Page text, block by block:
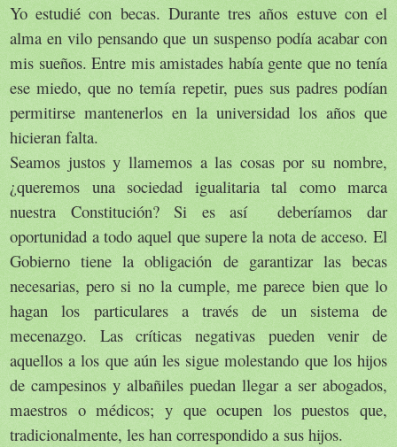
Yo estudié con becas. Durante tres años estuve con el
alma en vilo pensando que un suspenso podía acabar con
mis sueños. Entre mis amistades había gente que no tenía
ese miedo, que no temía repetir, pues sus padres podían
permitirse mantenerlos en la universidad los años que
hicieran falta.
Seamos justos y llamemos a las cosas por su nombre,
¿queremos una sociedad igualitaria tal como marca
nuestra Constitución? Si es así deberíamos dar
oportunidad a todo aquel que supere la nota de acceso. El
Gobierno tiene la obligación de garantizar las becas
necesarias, pero si no la cumple, me parece bien que lo
hagan los particulares a través de un sistema de
mecenazgo. Las críticas negativas pueden venir de
aquellos a los que aún les sigue molestando que los hijos
de campesinos y albañiles puedan llegar a ser abogados,
maestros o médicos; y que ocupen los puestos que,
tradicionalmente, les han correspondido a sus hijos.